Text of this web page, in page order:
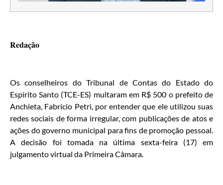
Redação
Os conselheiros do Tribunal de Contas do Estado do
Espírito Santo (TCE-ES) multaram em R$ 500 o prefeito de
Anchieta, Fabrício Petri, por entender que ele utilizou suas
redes sociais de forma irregular, com publicações de atos e
ações do governo municipal para fins de promoção pessoal.
A decisão foi tomada na última sexta-feira (17) em
julgamento virtual da Primeira Câmara.